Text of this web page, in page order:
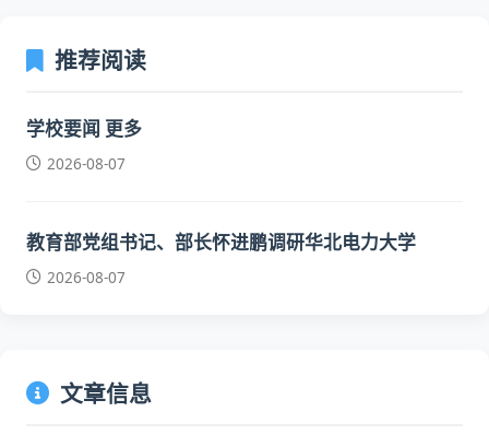
推荐阅读
学校要闻 更多
2026-08-07
教育部党组书记、部长怀进鹏调研华北电力大学
2026-08-07
文章信息